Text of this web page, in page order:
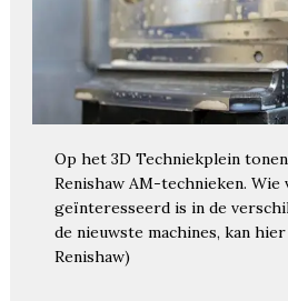
Op het 3D Techniekplein
Renishaw AM-technieken. Wie
geïnteresseerd is in de
de nieuwste machines, kan
Renishaw)